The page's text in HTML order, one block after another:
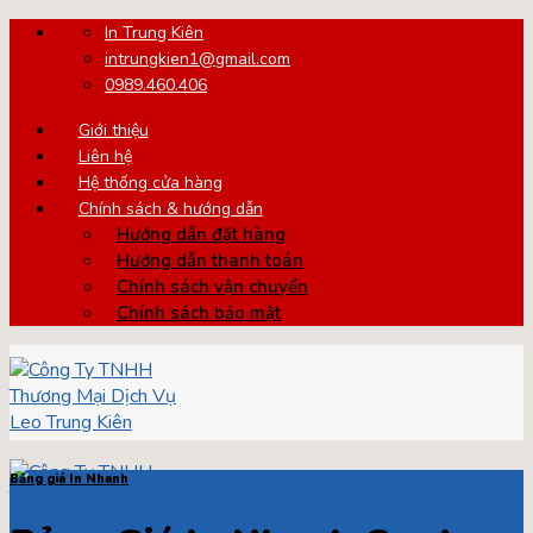
Skip
In Trung Kiên
intrungkien1@gmail.com
0989.460.406
Giới thiệu
Liên hệ
Hệ thống cửa hàng
Chính sách & hướng dẫn
Hướng dẫn đặt hàng
Hướng dẫn thanh toán
Chính sách vận chuyển
Chính sách bảo mật
Bảng giá In Nhanh